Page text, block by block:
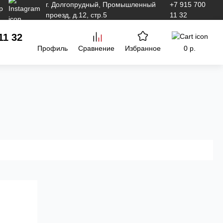
г. Долгопрудный, Промышленный
проезд, д.12, стр.5
+7 915 700
11 32
32
Профиль Сравнение Избранное 0 р.